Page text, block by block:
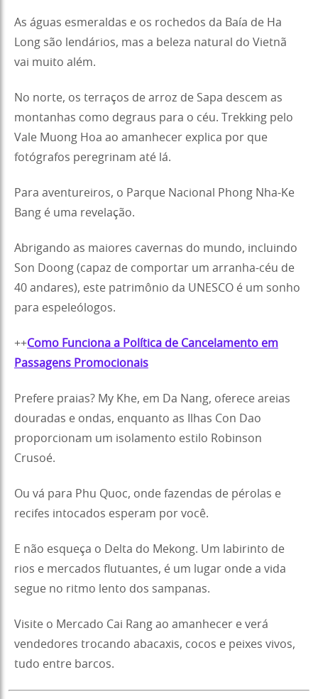
As águas esmeraldas e os rochedos da Baía de Ha
Long são lendários, mas a beleza natural do Vietnã
vai muito além.
No norte, os terraços de arroz de Sapa descem as
montanhas como degraus para o céu. Trekking pelo
Vale Muong Hoa ao amanhecer explica por que
fotógrafos peregrinam até lá.
Para aventureiros, o Parque Nacional Phong Nha-Ke
Bang é uma revelação.
Abrigando as maiores cavernas do mundo, incluindo
Son Doong (capaz de comportar um arranha-céu de
40 andares), este patrimônio da UNESCO é um sonho
para espeleólogos.
++Como Funciona a Política de Cancelamento em
Passagens Promocionais
Prefere praias? My Khe, em Da Nang, oferece areias
douradas e ondas, enquanto as Ilhas Con Dao
proporcionam um isolamento estilo Robinson
Crusoé.
Ou vá para Phu Quoc, onde fazendas de pérolas e
recifes intocados esperam por você.
E não esqueça o Delta do Mekong. Um labirinto de
rios e mercados flutuantes, é um lugar onde a vida
segue no ritmo lento dos sampanas.
Visite o Mercado Cai Rang ao amanhecer e verá
vendedores trocando abacaxis, cocos e peixes vivos,
tudo entre barcos.